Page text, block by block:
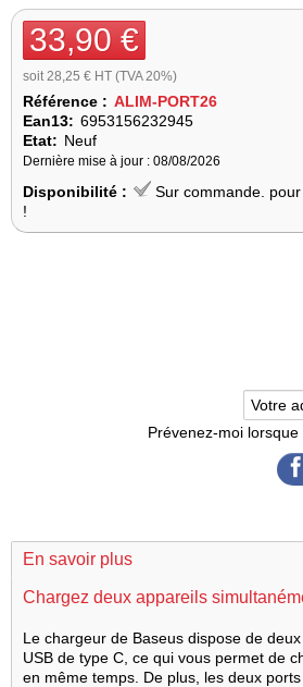
33,90 €
soit 28,25 € HT (TVA 20%)
Référence : ALIM-PORT26
Ean13: 6953156232945
Etat: Neuf
Dernière mise à jour : 08/08/2026
Disponibilité :
Sur commande.
!
Prévenez-moi
En savoir plus
Chargez deux appareils
Le chargeur de Baseus dispose de
USB de type C, ce qui vous permet de
en même temps. De plus, les deux